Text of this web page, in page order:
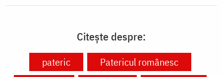
Citește despre:
pateric
Patericul românesc